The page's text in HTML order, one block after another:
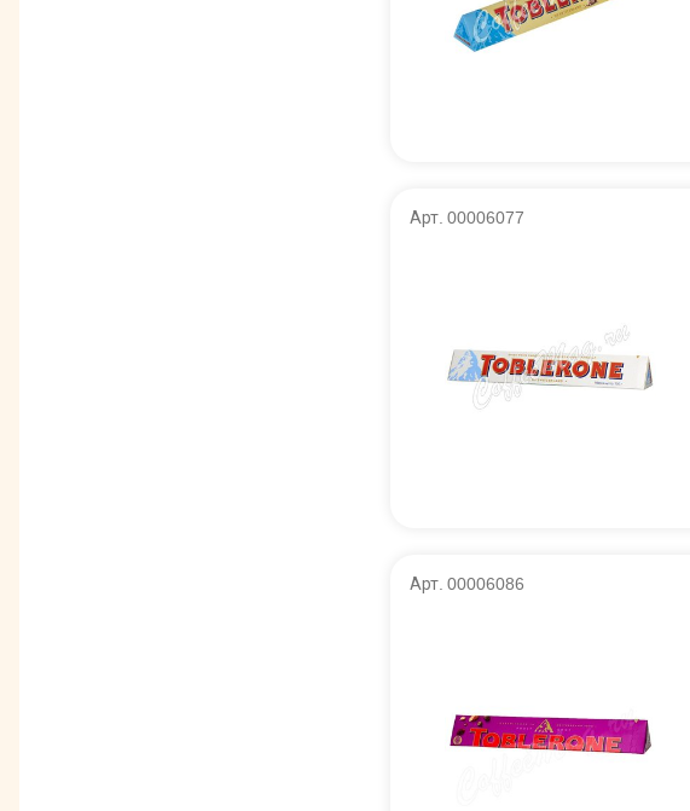
Арт. 00006077
Арт. 00006086